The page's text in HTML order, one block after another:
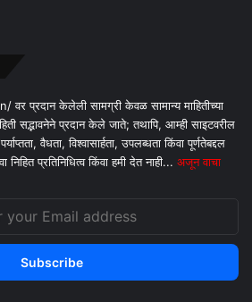
प्रदान केलेली सामग्री केवळ सामान्य माहितीच्या
सद्भावनेने प्रदान केले जाते; तथापि, आम्ही साइटवरील
वैधता, विश्वासार्हता, उपलब्धता किंवा पूर्णतेबद्दल
निहित प्रतिनिधित्व किंवा हमी देत ​​नाही... अजून वाचा